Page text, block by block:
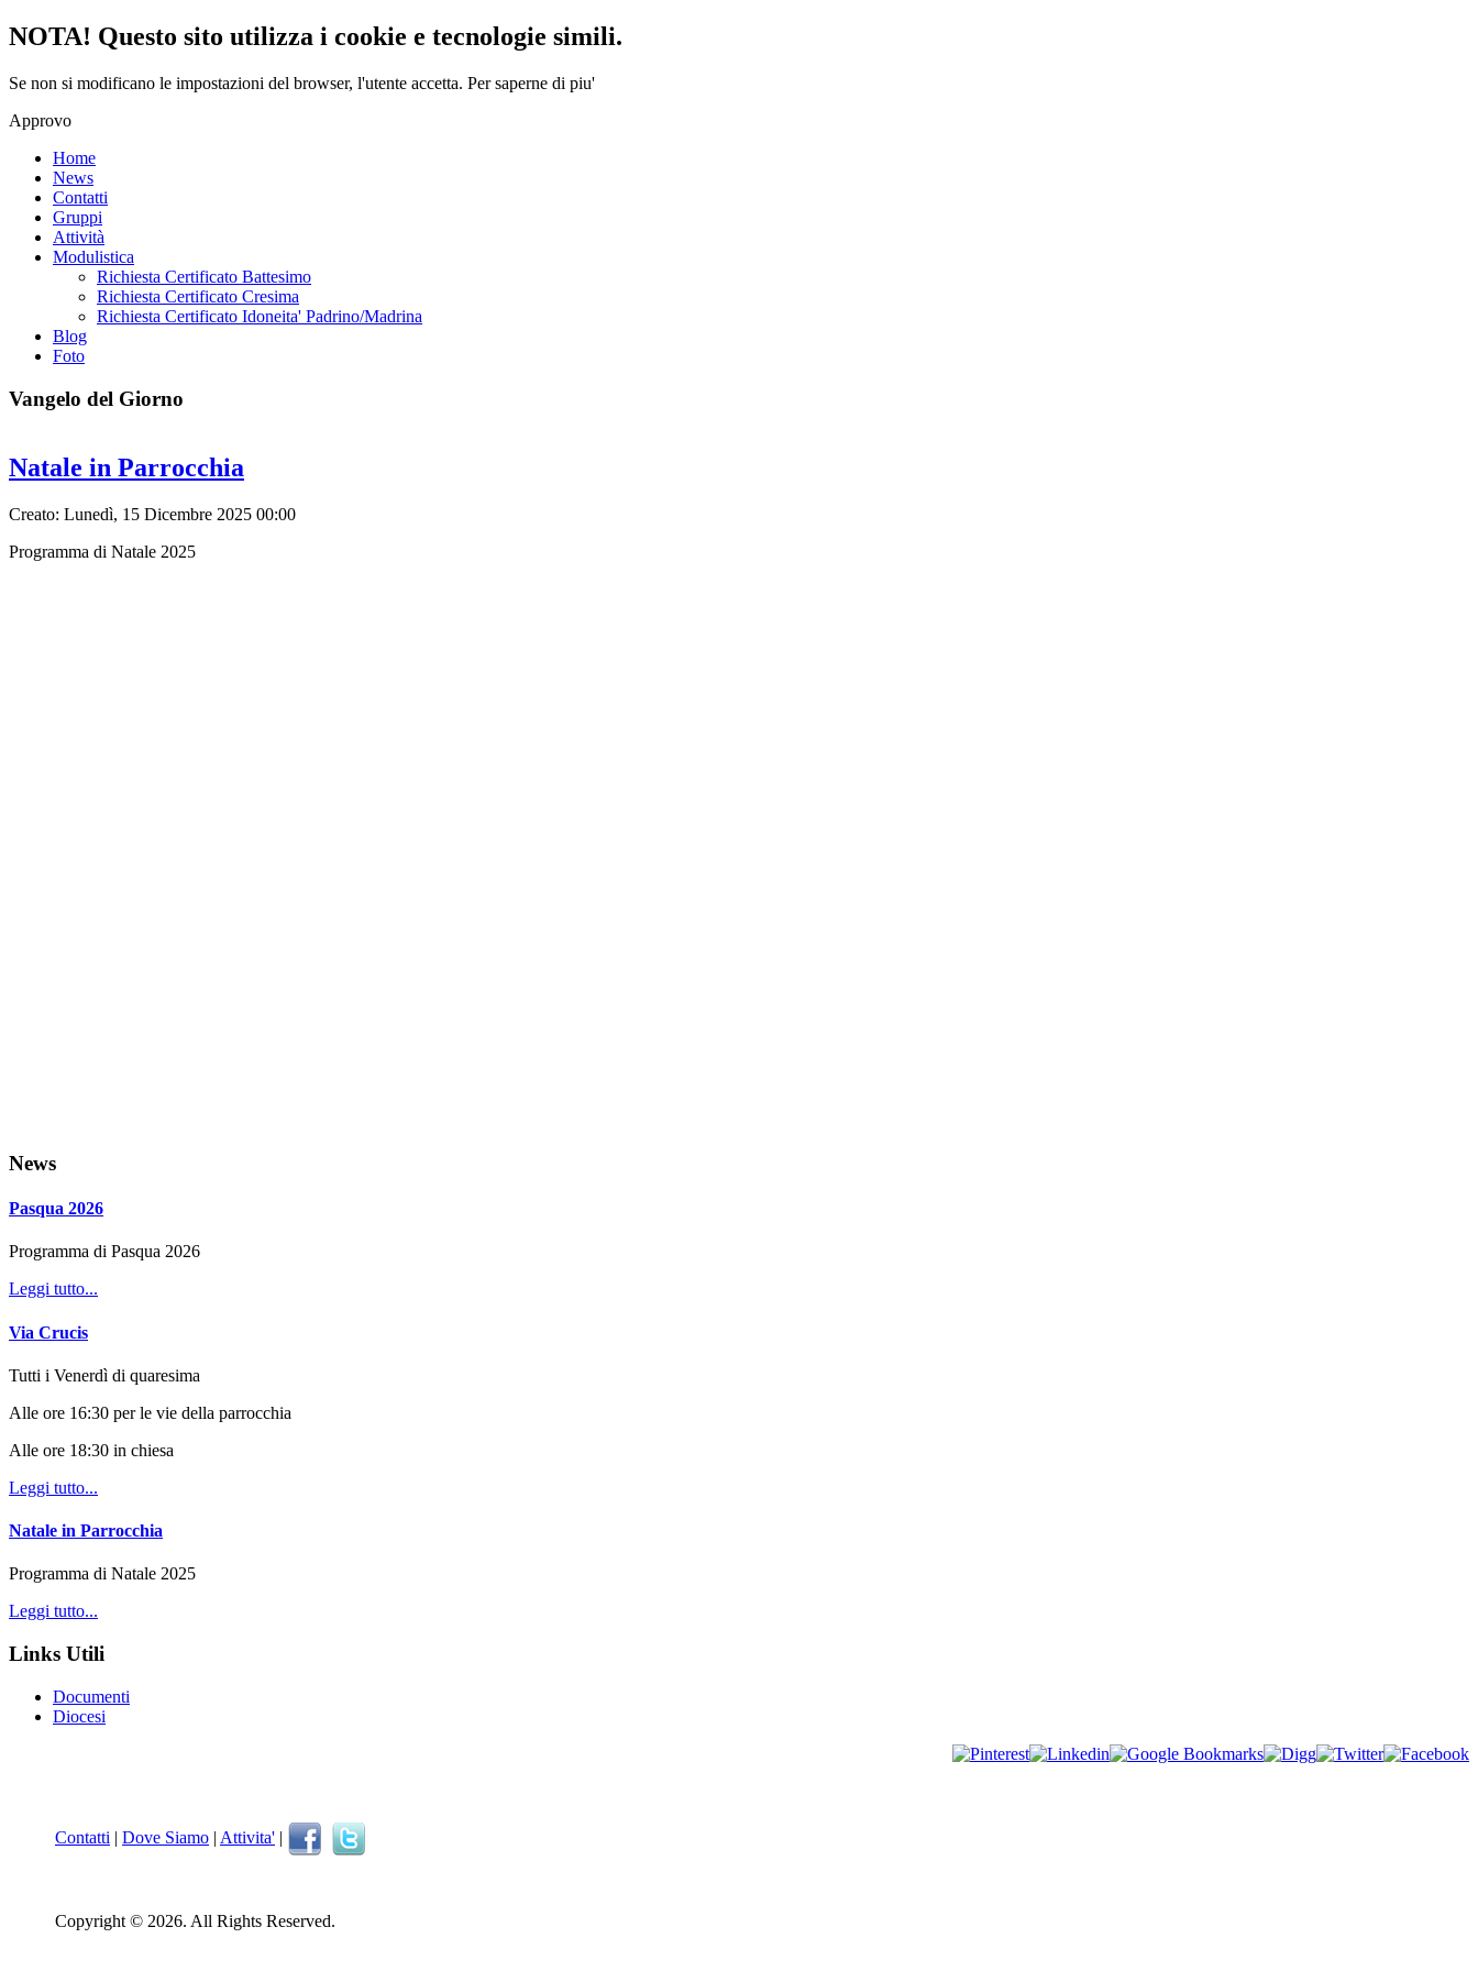
NOTA! Questo sito utilizza i cookie e tecnologie simili.
Se non si modificano le impostazioni del browser, l'utente accetta. Per saperne di piu'
Approvo
Home
News
Contatti
Gruppi
Attività
Modulistica
Richiesta Certificato Battesimo
Richiesta Certificato Cresima
Richiesta Certificato Idoneita' Padrino/Madrina
Blog
Foto
Vangelo del Giorno
Natale in Parrocchia
Creato: Lunedì, 15 Dicembre 2025 00:00
Programma di Natale 2025
News
Pasqua 2026
Programma di Pasqua 2026
Leggi tutto...
Via Crucis
Tutti i Venerdì di quaresima
Alle ore 16:30 per le vie della parrocchia
Alle ore 18:30 in chiesa
Leggi tutto...
Natale in Parrocchia
Programma di Natale 2025
Leggi tutto...
Links Utili
Documenti
Diocesi
Contatti | Dove Siamo | Attivita' |
Copyright © 2026. All Rights Reserved.